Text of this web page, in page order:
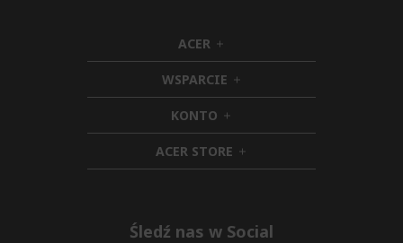
ACER h
i
d
d
e
n
WSPARCIE h
i
d
e
n
KONTO h
i
d
d
ACER STORE h
i
e
Śledź nas w Social